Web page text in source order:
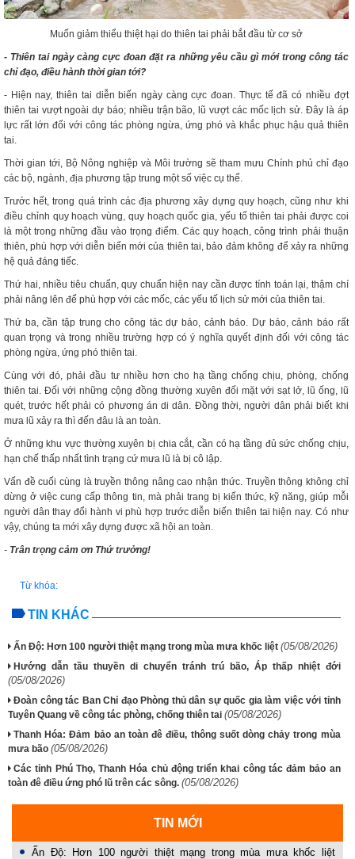
Muốn giảm thiểu thiệt hại do thiên tai phải bắt đầu từ cơ sở
- Thiên tai ngày càng cực đoan đặt ra những yêu cầu gì mới trong công tác
chỉ đạo, điều hành thời gian tới?
- Hiện nay, thiên tai diễn biến ngày càng cực đoan. Thực tế đã có nhiều đợt
thiên tai vượt ngoài dự báo; nhiều trận bão, lũ vượt các mốc lịch sử. Đây là áp
lực rất lớn đối với công tác phòng ngừa, ứng phó và khắc phục hậu quả thiên
tai.
Thời gian tới, Bộ Nông nghiệp và Môi trường sẽ tham mưu Chính phủ chỉ đạo
các bộ, ngành, địa phương tập trung một số việc cụ thể.
Trước hết, trong quá trình các địa phương xây dựng quy hoạch, cũng như khi
điều chỉnh quy hoạch vùng, quy hoạch quốc gia, yếu tố thiên tai phải được coi
là một trong những đầu vào trọng điểm. Các quy hoạch, công trình phải thuận
thiên, phù hợp với diễn biến mới của thiên tai, bảo đảm không để xảy ra những
hệ quả đáng tiếc.
Thứ hai, nhiều tiêu chuẩn, quy chuẩn hiện nay cần được tính toán lại, thậm chí
phải nâng lên để phù hợp với các mốc, các yếu tố lịch sử mới của thiên tai.
Thứ ba, cần tập trung cho công tác dự báo, cảnh báo. Dự báo, cảnh báo rất
quan trọng và trong nhiều trường hợp có ý nghĩa quyết định đối với công tác
phòng ngừa, ứng phó thiên tai.
Cùng với đó, phải đầu tư nhiều hơn cho hạ tầng chống chịu, phòng, chống
thiên tai. Đối với những cộng đồng thường xuyên đối mặt với sạt lở, lũ ống, lũ
quét, trước hết phải có phương án di dân. Đồng thời, người dân phải biết khi
mưa lũ xảy ra thì đến đâu là an toàn.
Ở những khu vực thường xuyên bị chia cắt, cần có hạ tầng đủ sức chống chịu,
hạn chế thấp nhất tình trạng cứ mưa lũ là bị cô lập.
Vấn đề cuối cùng là truyền thông nâng cao nhận thức. Truyền thông không chỉ
dừng ở việc cung cấp thông tin, mà phải trang bị kiến thức, kỹ năng, giúp mỗi
người dân thay đổi hành vi phù hợp trước diễn biến thiên tai hiện nay. Có như
vậy, chúng ta mới xây dựng được xã hội an toàn.
- Trân trọng cảm ơn Thứ trưởng!
Từ khóa:
TIN KHÁC
Ấn Độ: Hơn 100 người thiệt mạng trong mùa mưa khốc liệt (05/08/2026)
Hướng dẫn tầu thuyền di chuyển tránh trú bão, Áp thấp nhiệt đới
(05/08/2026)
Đoàn công tác Ban Chỉ đạo Phòng thủ dân sự quốc gia làm việc với tỉnh
Tuyên Quang về công tác phòng, chống thiên tai (05/08/2026)
Thanh Hóa: Đảm bảo an toàn đê điều, thông suốt dòng chảy trong mùa
mưa bão (05/08/2026)
Các tỉnh Phú Thọ, Thanh Hóa chủ động triển khai công tác đảm bảo an
toàn đê điều ứng phó lũ trên các sông. (05/08/2026)
TIN MỚI
Ấn Độ: Hơn 100 người thiệt mạng trong mùa mưa khốc liệt